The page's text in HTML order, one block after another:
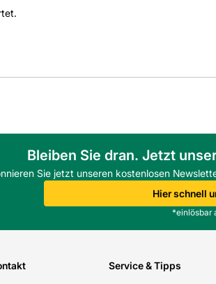
Bleiben Sie dran. Jetzt
Sie jetzt unseren kostenlosen
Hier schnell
*einlösbar
Service & Tipps